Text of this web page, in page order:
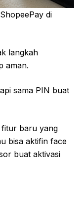
di
langkah
aman.
sama PIN buat
fitur baru yang
bisa aktifin face
buat aktivasi